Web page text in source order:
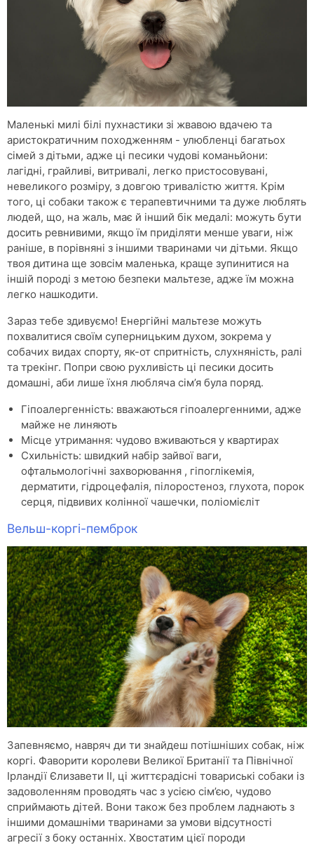
Маленькі милі білі пухнастики зі жвавою вдачею та
аристократичним походженням - улюбленці багатьох
сімей з дітьми, адже ці песики чудові команьйони:
лагідні, грайливі, витривалі, легко пристосовувані,
невеликого розміру, з довгою тривалістю життя. Крім
того, ці собаки також є терапевтичними та дуже люблять
людей, що, на жаль, має й інший бік медалі: можуть бути
досить ревнивими, якщо їм приділяти менше уваги, ніж
раніше, в порівняні з іншими тваринами чи дітьми. Якщо
твоя дитина ще зовсім маленька, краще зупинитися на
іншій породі з метою безпеки мальтезе, адже їм можна
легко нашкодити.
Зараз тебе здивуємо! Енергійні мальтезе можуть
похвалитися своїм суперницьким духом, зокрема у
собачих видах спорту, як-от спритність, слухняність, ралі
та трекінг. Попри свою рухливість ці песики досить
домашні, аби лише їхня любляча сім’я була поряд.
Гіпоалергенність: вважаються гіпоалергенними, адже
майже не линяють
Місце утримання: чудово вживаються у квартирах
Схильність: швидкий набір зайвої ваги,
офтальмологічні захворювання , гіпоглікемія,
дерматити, гідроцефалія, пілоростеноз, глухота, порок
серця, підвивих колінної чашечки, поліомієліт
Вельш-коргі-пемброк
Запевняємо, навряч ди ти знайдеш потішніших собак, ніж
коргі. Фаворити королеви Великої Британії та Північної
Ірландії Єлизавети II, ці життєрадісні товариські собаки із
задоволенням проводять час з усією сім’єю, чудово
сприймають дітей. Вони також без проблем ладнають з
іншими домашніми тваринами за умови відсутності
агресії з боку останніх. Хвостатим цієї породи